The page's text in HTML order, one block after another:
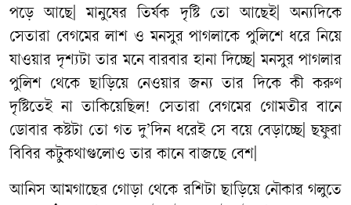
পড়ে
আছে |মানুষের তির্যক দৃষ্টি তো আছেই|অন্যদিকে
সেতারা বেগমের লাশ ও মনসুর পাগলাকে পুলিশে ধরে নিয়ে
যাওয়ার দৃশ্যটা তার মনে বারবার হানা দিচ্ছে |মনসুর পাগলার
পুলিশ থেকে ছাড়িয়ে নেওয়ার জন্য তার দিকে কী করুণ
দৃষ্টিতেই না তাকিয়েছিল! সেতারা বেগমের গোমতীর বানে
ডোবার কষ্টটা তো গত দু’দিন ধরেই সে বয়ে বেড়াচ্ছে |ছফুরা
বিবির কটুকথাগুলোও তার কানে বাজছে বেশ
আনিস আমগাছের গোড়া থেকে রশিটা ছাড়িয়ে নৌকার গলুতে